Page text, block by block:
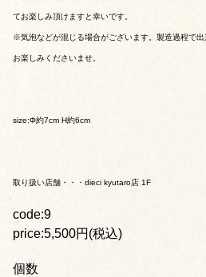
てお楽しみ頂けますと幸いです。
※気泡などが混じる場合がございます。製造過程で
お楽しみくださいませ。
size:Φ約7cm H約6cm
取り扱い店舗・・・dieci kyutaro店 1F
code:9
price:5,500円(税込)
個数